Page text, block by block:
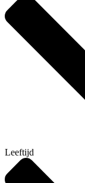
Leeftijd